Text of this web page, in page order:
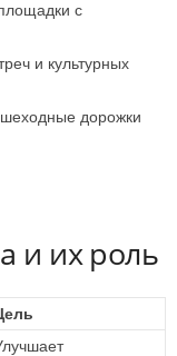
с
и культурных
дорожки
и их роль